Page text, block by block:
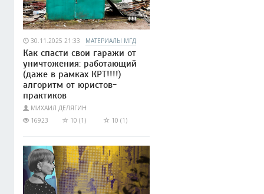
30.11.2025 21:33 МАТЕРИАЛЫ МГД
Как спасти свои гаражи от
уничтожения: работающий
(даже в рамках КРТ!!!!)
алгоритм от юристов-
практиков
МИХАИЛ ДЕЛЯГИН
16923
10 (1) 10 (1)